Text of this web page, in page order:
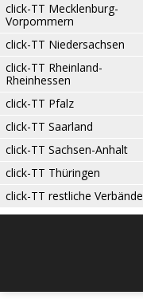
click-TT Mecklenburg-
Vorpommern
click-TT Niedersachsen
click-TT Rheinland-
Rheinhessen
click-TT Pfalz
click-TT Saarland
click-TT Sachsen-Anhalt
click-TT Thüringen
click-TT restliche Verbände